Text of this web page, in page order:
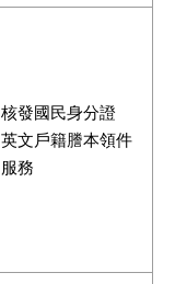
核發國民身分證
英文戶籍謄本領件
服務